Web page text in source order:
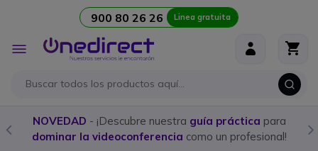
900 80 26 26 Linea gratuita
Toggle
Nav
NOVEDAD - ¡Descubre nuestra guía práctica para
dominar la videoconferencia como un profesional!